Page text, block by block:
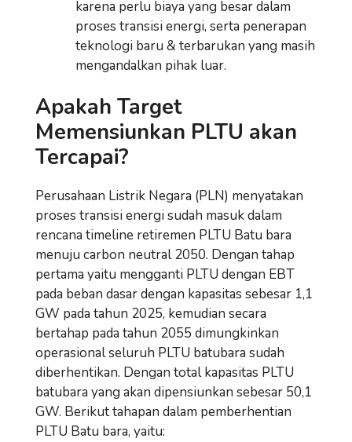
karena perlu biaya yang besar dalam
proses transisi energi, serta penerapan
teknologi baru & terbarukan yang masih
mengandalkan pihak luar.
Apakah Target
Memensiunkan PLTU akan
Tercapai?
Perusahaan Listrik Negara (PLN) menyatakan
proses transisi energi sudah masuk dalam
rencana timeline retiremen PLTU Batu bara
menuju carbon neutral 2050. Dengan tahap
pertama yaitu mengganti PLTU dengan EBT
pada beban dasar dengan kapasitas sebesar 1,1
GW pada tahun 2025, kemudian secara
bertahap pada tahun 2055 dimungkinkan
operasional seluruh PLTU batubara sudah
diberhentikan. Dengan total kapasitas PLTU
batubara yang akan dipensiunkan sebesar 50,1
GW. Berikut tahapan dalam pemberhentian
PLTU Batu bara, yaitu: